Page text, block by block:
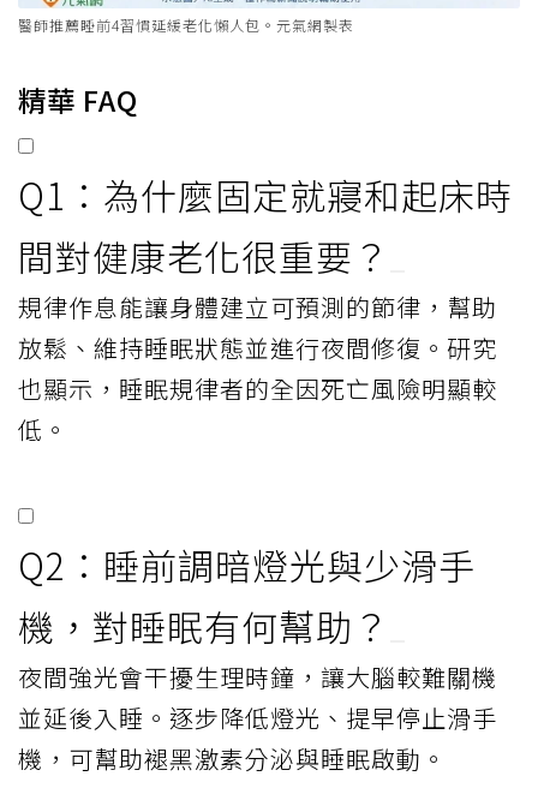
醫師推薦睡前4習慣延緩老化懶人包。元氣網製表
精華 FAQ
Q1：為什麼固定就寢和起床時
間對健康老化很重要？
規律作息能讓身體建立可預測的節律，幫助
放鬆、維持睡眠狀態並進行夜間修復。研究
也顯示，睡眠規律者的全因死亡風險明顯較
低。
Q2：睡前調暗燈光與少滑手
機，對睡眠有何幫助？
夜間強光會干擾生理時鐘，讓大腦較難關機
並延後入睡。逐步降低燈光、提早停止滑手
機，可幫助褪黑激素分泌與睡眠啟動。